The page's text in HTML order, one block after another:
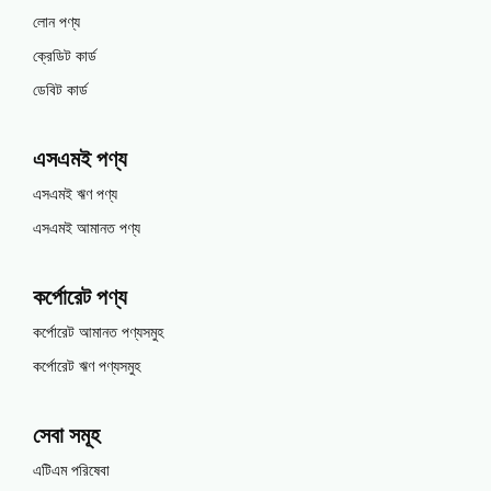
লোন পণ্য
ক্রেডিট কার্ড
ডেবিট কার্ড
এসএমই পণ্য
এসএমই ঋণ পণ্য
এসএমই আমানত পণ্য
কর্পোরেট পণ্য
কর্পোরেট আমানত পণ্যসমুহ
কর্পোরেট ঋণ পণ্যসমুহ
সেবা সমূহ
এটিএম পরিষেবা